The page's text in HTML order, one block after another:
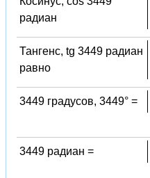
радиан
Тангенс, tg 3449 радиан
равно
3449 градусов, 3449° =
3449 радиан =